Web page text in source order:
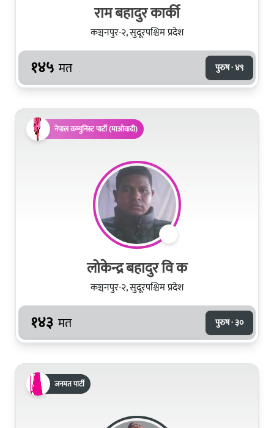
राम बहादुर कार्की
कञ्चनपुर-२, सुदूरपश्चिम प्रदेश
१४५ मत पुरुष · ४९
नेपाल कम्युनिस्ट पार्टी (माओवादी)
लोकेन्द्र बहादुर वि क
कञ्चनपुर-२, सुदूरपश्चिम प्रदेश
१४३ मत पुरुष · ३०
जनमत पार्टी